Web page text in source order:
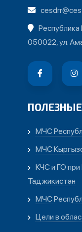
Республика
050022, ул.
МЧС
МЧС
КЧС и ГО при
Таджикистан
МЧС
Цели в